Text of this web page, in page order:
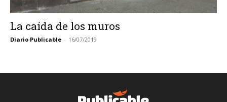
La caída de los muros
Diario Publicable - 16/07/2019